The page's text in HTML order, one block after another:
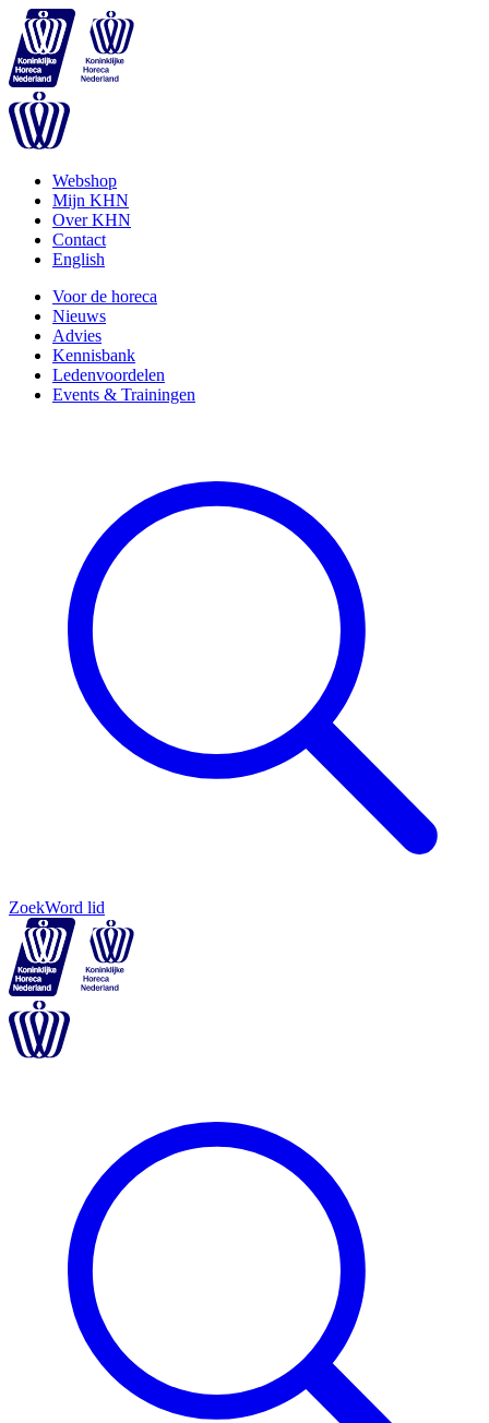
Webshop
Mijn KHN
Over KHN
Contact
English
Voor de horeca
Nieuws
Advies
Kennisbank
Ledenvoordelen
Events & Trainingen
ZoekWord lid